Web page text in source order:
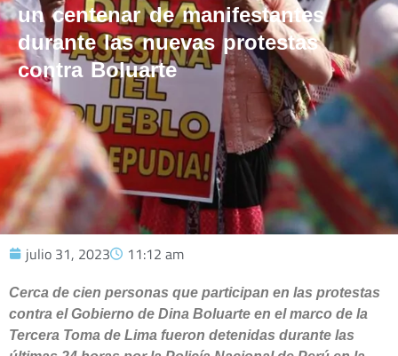
un centenar de manifestantes
durante las nuevas protestas
contra Boluarte
julio 31, 2023 11:12 am
Cerca de cien personas que participan en las protestas
contra el Gobierno de Dina Boluarte en el marco de la
Tercera Toma de Lima fueron detenidas durante las